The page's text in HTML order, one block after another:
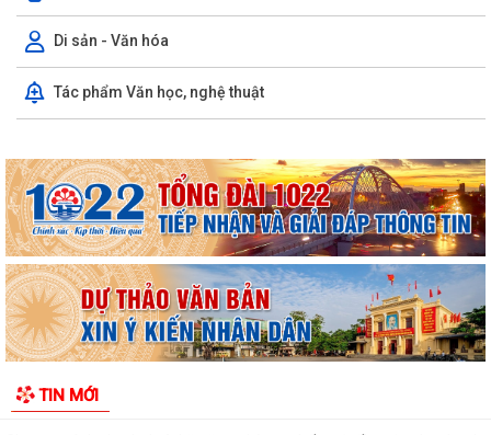
Di sản - Văn hóa
Tác phẩm Văn học, nghệ thuật
TIN MỚI
UBND XÃ ĐƯỜNG AN TỔ CHỨC HỘI NGHỊ GIAO BAN
Xã Đường An triển khai mô hình phân loại và thu gom rác thải tại
nguồn
Công an xã Đường An tổ chức HN giao ban Lực lượng tham gia bảo vệ
ANTT ở cơ sở
Xã Đường An tiếp tục triển khai nhiệm vụ bảo đảm trật tự, an toàn giao
thông
Chương trình dạy bơi và kỹ năng phòng, chống đuối nước cho thanh,